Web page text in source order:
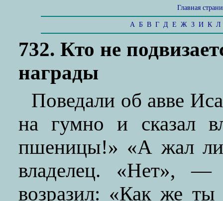
Главная
А Б В Г Д Е Ж З И К Л
732. Кто не
награды
Поведали об авве
на гумно и сказал
пшеницы!» «А жал
владелец. «Нет», —
возразил: «Как же